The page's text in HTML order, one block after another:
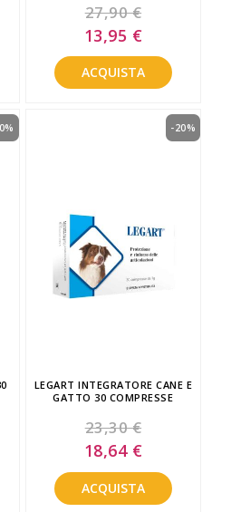
27,90 €
Special
Price
13,95 €
ACQUISTA
LEGART INTEGRATORE CANE E
GATTO 30 COMPRESSE
23,30 €
-20%
Special
Price
18,64 €
ACQUISTA